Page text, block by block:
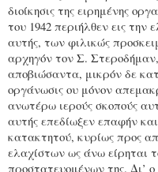
διοίκησις της ειρημένης
του 1942 περιήλθεν εις
αυτής, των φιλικώς
αρχηγόν τον Σ.
αποβιώσαντα, μικρόν δε
οργάνωσις ου μόνον
ανωτέρω ιερούς σκοπούς
αυτής επεδίωξεν επαφήν
κατακτητού, κυρίως προς
ελαχίστων ως άνω είρηται
προστατευομένων της. Δι’